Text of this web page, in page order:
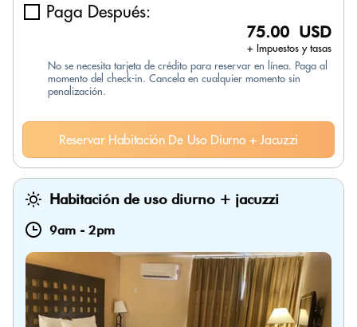
Paga Después:
75.00 USD
+ Impuestos y tasas
No se necesita tarjeta de crédito para reservar en línea. Paga al
momento del check-in. Cancela en cualquier momento sin
penalización.
Reservar Habitación De Uso Diurno + Jacuzzi
Habitación de uso diurno + jacuzzi
9am - 2pm